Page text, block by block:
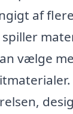
af
vælge